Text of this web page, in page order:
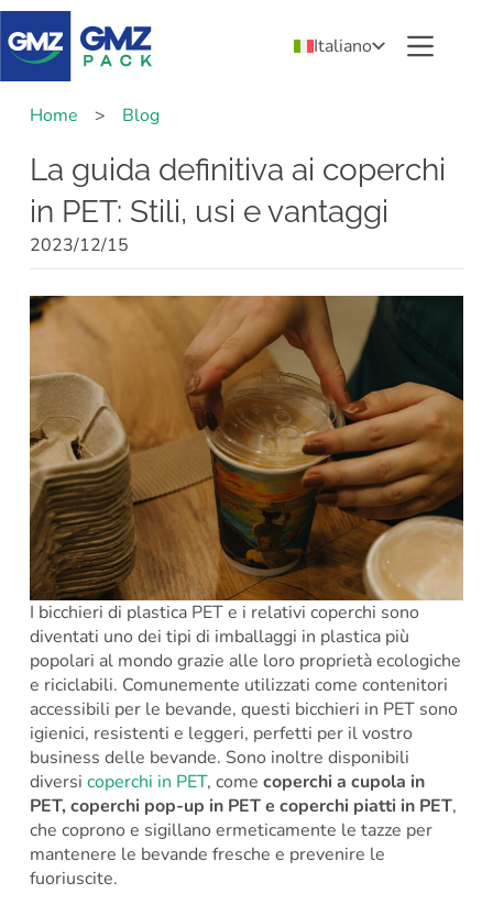
Italiano
Home > Blog
La guida definitiva ai coperchi
in PET: Stili, usi e vantaggi
2023/12/15
I bicchieri di plastica PET e i relativi coperchi sono
diventati uno dei tipi di imballaggi in plastica più
popolari al mondo grazie alle loro proprietà ecologiche
e riciclabili. Comunemente utilizzati come contenitori
accessibili per le bevande, questi bicchieri in PET sono
igienici, resistenti e leggeri, perfetti per il vostro
business delle bevande. Sono inoltre disponibili
diversi coperchi in PET, come coperchi a cupola in
PET, coperchi pop-up in PET e coperchi piatti in PET,
che coprono e sigillano ermeticamente le tazze per
mantenere le bevande fresche e prevenire le
fuoriuscite.